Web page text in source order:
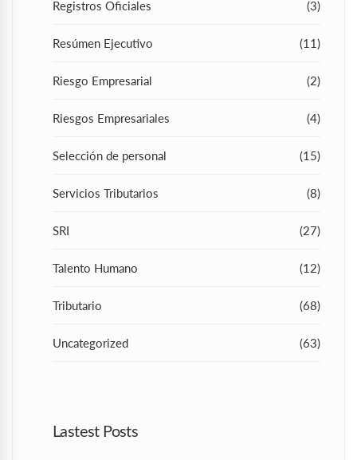
Registros Oficiales (3)
Resúmen Ejecutivo (11)
Riesgo Empresarial (2)
Riesgos Empresariales (4)
Selección de personal (15)
Servicios Tributarios (8)
SRI (27)
Talento Humano (12)
Tributario (68)
Uncategorized (63)
Lastest Posts